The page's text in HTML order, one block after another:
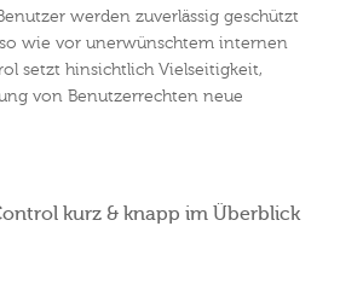
werden zuverlässig geschützt
wie vor unerwünschtem internen
setzt hinsichtlich Vielseitigkeit,
von Benutzerrechten neue
kurz & knapp im Überblick